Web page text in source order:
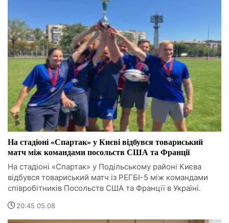
На стадіоні «Спартак» у Києві відбувся товариський
матч між командами посольств США та Франції
На стадіоні «Спартак» у Подільському районі Києва
відбувся товариський матч із РЕГБІ-5 між командами
співробітників Посольств США та Франції в Україні.
20:45 05.08